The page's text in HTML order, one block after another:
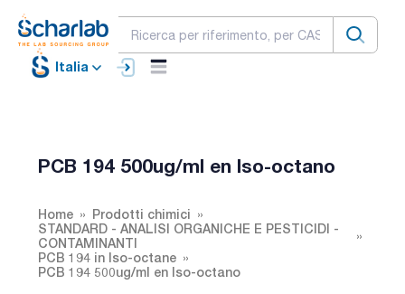
Italia
PCB 194 500ug/ml en Iso-octano
Home
Prodotti chimici
STANDARD - ANALISI ORGANICHE E PESTICIDI -
CONTAMINANTI
PCB 194 in Iso-octane
PCB 194 500ug/ml en Iso-octano